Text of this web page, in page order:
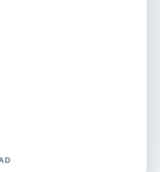
light sabor vainilla
Esto la convierte en
controlar su peso sin
light de Shelo Nabel
son esenciales para